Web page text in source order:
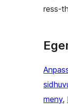
ress-
meny,